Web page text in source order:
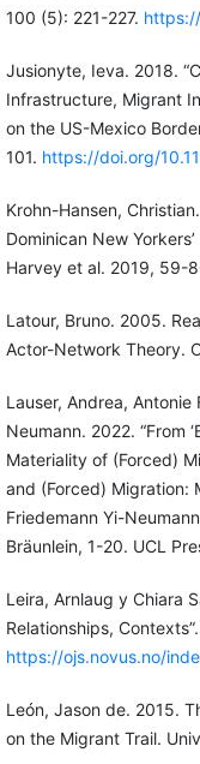
100 (5): 221-227.
Jusionyte, Ieva. 2018.
Infrastructure, Migrant
on the US-Mexico
101. https://doi.org/
Krohn-Hansen,
Dominican New
Harvey et al. 2019, 59-
Latour, Bruno. 2005.
Actor-Network Theory.
Lauser, Andrea,
Neumann. 2022. “From
Materiality of (Forced)
and (Forced) Migration:
Friedemann Yi-
Bräunlein, 1-20. UCL
Leira, Arnlaug y Chiara
Relationships,
https://ojs.novus.no/
León, Jason de. 2015.
on the Migrant Trail.